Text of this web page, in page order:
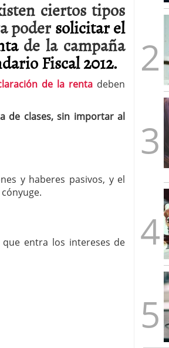
octubre de 2025ciertos tipos
podersolicitar el
de la campaña
Fiscal 2012.
de la renta deben
de clases, sin importar al
y haberes pasivos, y el
entra los intereses de